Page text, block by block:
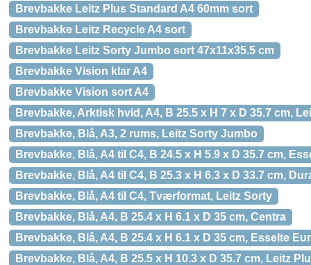
Brevbakke Leitz Plus Standard A4 60mm sort
Brevbakke Leitz Recycle A4 sort
Brevbakke Leitz Sorty Jumbo sort 47x11x35.5 cm
Brevbakke Vision klar A4
Brevbakke Vision sort A4
Brevbakke, Arktisk hvid, A4, B 25.5 x H 7 x D 35.7 cm,
Brevbakke, Blå, A3, 2 rums, Leitz Sorty Jumbo
Brevbakke, Blå, A4 til C4, B 24.5 x H 5.9 x D 35.7 cm,
Brevbakke, Blå, A4 til C4, B 25.3 x H 6.3 x D 33.7 cm,
Brevbakke, Blå, A4 til C4, Tværformat, Leitz Sorty
Brevbakke, Blå, A4, B 25.4 x H 6.1 x D 35 cm, Centra
Brevbakke, Blå, A4, B 25.4 x H 6.1 x D 35 cm, Esselte
Brevbakke, Blå, A4, B 25.5 x H 10.3 x D 35.7 cm, Leitz